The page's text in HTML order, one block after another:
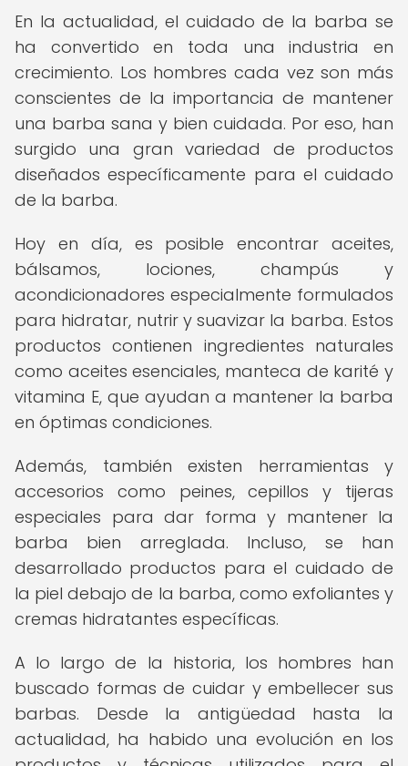
En la actualidad, el cuidado de la barba se
ha convertido en toda una industria en
crecimiento. Los hombres cada vez son más
conscientes de la importancia de mantener
una barba sana y bien cuidada. Por eso, han
surgido una gran variedad de productos
diseñados específicamente para el cuidado
de la barba.
Hoy en día, es posible encontrar aceites,
bálsamos, lociones, champús y
acondicionadores especialmente formulados
para hidratar, nutrir y suavizar la barba. Estos
productos contienen ingredientes naturales
como aceites esenciales, manteca de karité y
vitamina E, que ayudan a mantener la barba
en óptimas condiciones.
Además, también existen herramientas y
accesorios como peines, cepillos y tijeras
especiales para dar forma y mantener la
barba bien arreglada. Incluso, se han
desarrollado productos para el cuidado de
la piel debajo de la barba, como exfoliantes y
cremas hidratantes específicas.
A lo largo de la historia, los hombres han
buscado formas de cuidar y embellecer sus
barbas. Desde la antigüedad hasta la
actualidad, ha habido una evolución en los